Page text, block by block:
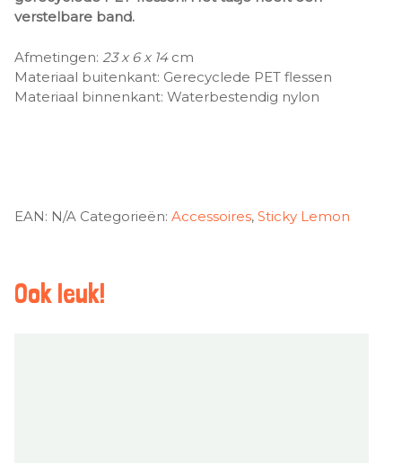
verstelbare band.
Afmetingen: 23 x 6 x 14 cm
Materiaal buitenkant: Gerecyclede PET flessen
Materiaal binnenkant: Waterbestendig nylon
EAN: N/A Categorieën: Accessoires, Sticky Lemon
Ook leuk!